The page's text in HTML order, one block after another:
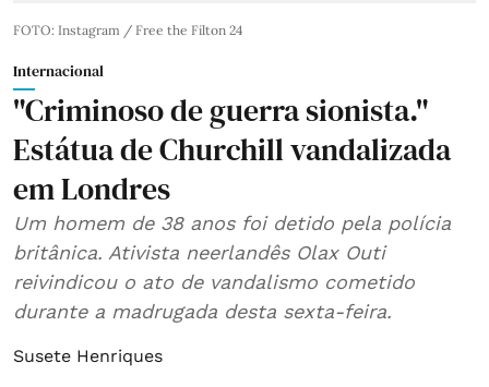
FOTO: Instagram / Free the Filton 24
Internacional
"Criminoso de guerra sionista."
Estátua de Churchill vandalizada
em Londres
Um homem de 38 anos foi detido pela polícia
britânica. Ativista neerlandês Olax Outi
reivindicou o ato de vandalismo cometido
durante a madrugada desta sexta-feira.
Susete Henriques